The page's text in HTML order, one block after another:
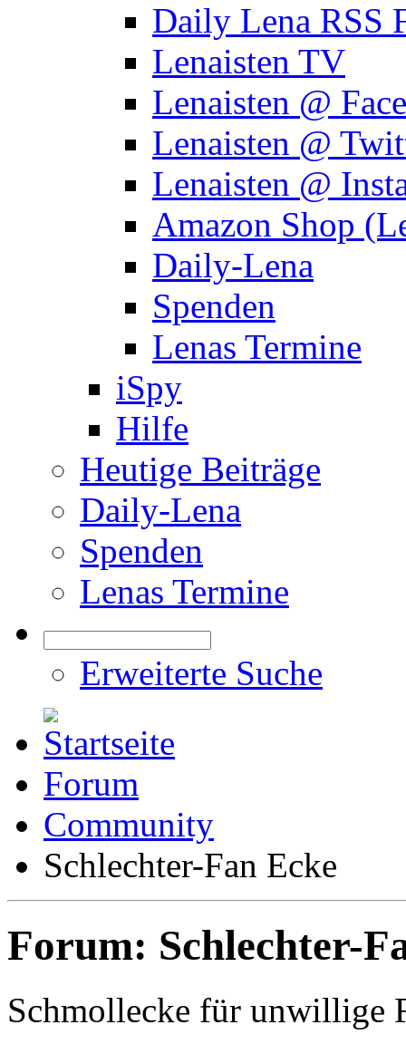
Daily Lena RSS
Lenaisten TV
Lenaisten @
Lenaisten @
Lenaisten @
Amazon Shop
Daily-Lena
Spenden
Lenas Termine
iSpy
Hilfe
Heutige Beiträge
Daily-Lena
Spenden
Lenas Termine
Erweiterte Suche
Forum
Community
Schlechter-Fan Ecke
Forum: Schlechter-
Schmollecke für unwillige